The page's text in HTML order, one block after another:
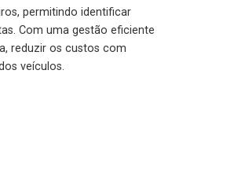
permitindo identificar
Com uma gestão eficiente
reduzir os custos com
veículos.